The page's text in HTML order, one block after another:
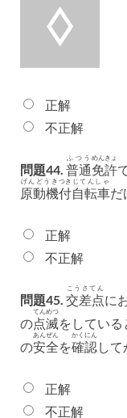
正解
不正解
問題44. 普通
ふつう
免許
めんきょ
原動機
げんどうき
付
つき
自転車
じてんしゃ
だ
正解
不正解
問題45. 交差点
こうさてん
に
の点滅
てんめつ
をしている
の安全
あんぜん
を確認
かくにん
して
正解
不正解